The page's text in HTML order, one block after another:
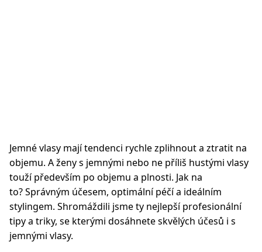
Jemné vlasy mají tendenci rychle zplihnout a ztratit na
objemu. A ženy s jemnými nebo ne příliš hustými vlasy
touží především po objemu a plnosti. Jak na
to? Správným účesem, optimální péčí a ideálním
stylingem. Shromáždili jsme ty nejlepší profesionální
tipy a triky, se kterými dosáhnete skvělých účesů i s
jemnými vlasy.